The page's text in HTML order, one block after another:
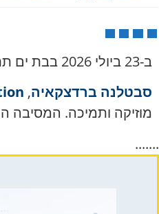
ב-23 ביולי 2026 בבת ים תתחיל סדרת מסיבות חדשה לכל מי שתומך באוקראינה.
סבטלנה ברדצקאיה,
מוזיקה ותמיכה. המסיבה
.......